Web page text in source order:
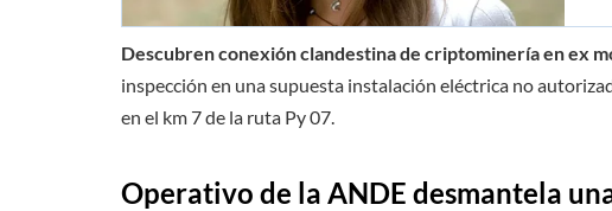
Descubren conexión clandestina de criptominería en ex
inspección en una supuesta instalación eléctrica no
en el km 7 de la ruta Py 07.
Operativo de la ANDE desmantela